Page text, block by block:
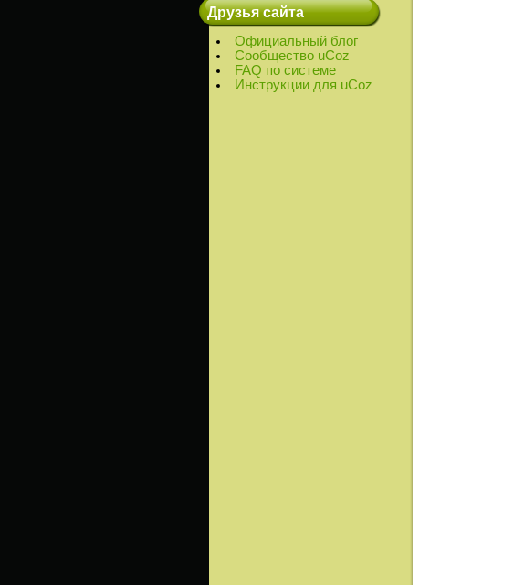
Друзья сайта
Официальный блог
Сообщество uCoz
FAQ по системе
Инструкции для uCoz